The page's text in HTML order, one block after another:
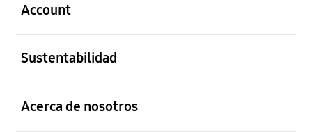
Account
Sustentabilidad
Acerca de nosotros